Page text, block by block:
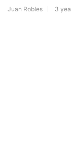
Juan Robles 3